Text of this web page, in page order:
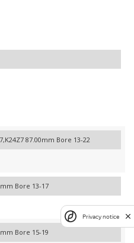
87.00mm Bore 13-22
Bore 13-17
Bore 15-19
Privacy notice